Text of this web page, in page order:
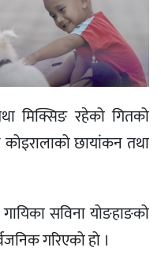
मिक्सिङ रहेको गितको
कोइरालाको छायांकन तथा
सविना योङहाङको
गरिएको हो ।